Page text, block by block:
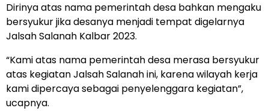
Dirinya atas nama pemerintah desa bahkan mengaku
bersyukur jika desanya menjadi tempat digelarnya
Jalsah Salanah Kalbar 2023.
“Kami atas nama pemerintah desa merasa bersyukur
atas kegiatan Jalsah Salanah ini, karena wilayah kerja
kami dipercaya sebagai penyelenggara kegiatan”,
ucapnya.